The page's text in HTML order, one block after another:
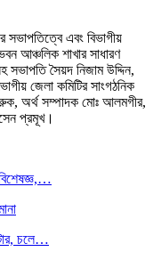
সভাপতিত্বে এবং বিভাগীয়
আঞ্চলিক শাখার সাধারণ
সভাপতি সৈয়দ নিজাম উদ্দিন,
জেলা কমিটির সাংগঠনিক
অর্থ সম্পাদক মোঃ আলমগীর,
প্রমূখ।
চলে…